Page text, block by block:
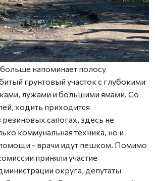
напоминает полосу
грунтовый участок с глубокими
лужами и большими ямами. Со
ходить приходится
сапогах, здесь не
коммунальная техника, но и
- врачи идут пешком. Помимо
приняли участие
округа, депутаты